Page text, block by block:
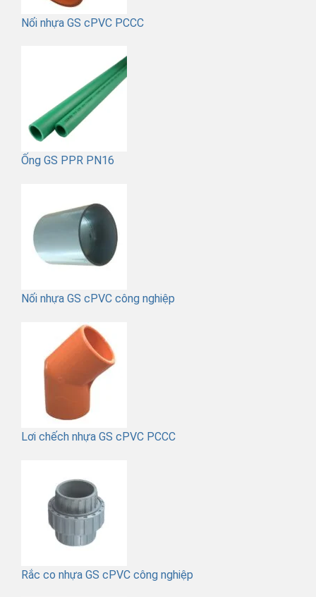
Nối nhựa GS cPVC PCCC
Ống GS PPR PN16
Nối nhựa GS cPVC công nghiệp
Lơi chếch nhựa GS cPVC PCCC
Rắc co nhựa GS cPVC công nghiệp